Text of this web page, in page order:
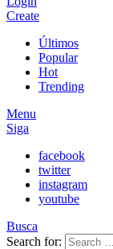
Create
Últimos
Popular
Hot
Trending
Menu
Siga
facebook
twitter
instagram
youtube
Busca
Search for: